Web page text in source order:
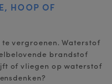
HOOP OF
vergroenen. Waterstof
brandstof
of vliegen op waterstof